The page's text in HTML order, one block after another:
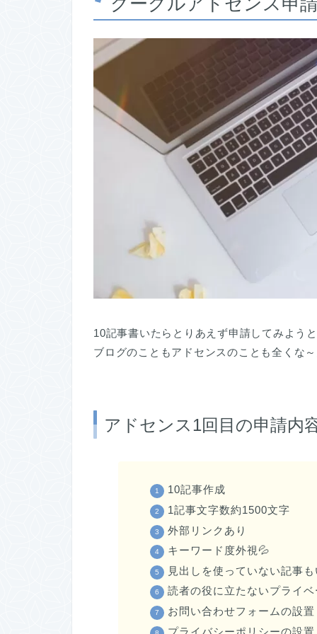
10記事書いたらとりあえず申請してみよう
ブログのこともアドセンスのことも全くな
アドセンス1回目の申請内
10記事作成
1記事文字数約1500文字
外部リンクあり
キーワード度外視💦
見出しを使っていない記事
読者の役に立たないプライ
お問い合わせフォームの設置
プライバシーポリシーの設置